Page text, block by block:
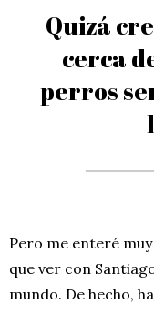
Quizá
cerca
perros
Pero me enteré
que ver con
mundo. De hecho,